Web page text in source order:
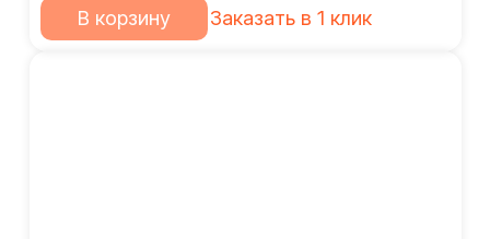
В корзину Заказать в 1 клик